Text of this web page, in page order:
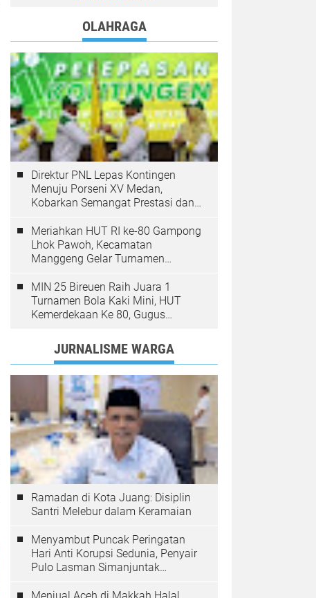
OLAHRAGA
Direktur PNL Lepas Kontingen
Menuju Porseni XV Medan,
Kobarkan Semangat Prestasi dan
Meriahkan HUT RI ke-80 Gampong
Lhok Pawoh, Kecamatan
Manggeng Gelar Turnamen
MIN 25 Bireuen Raih Juara 1
Turnamen Bola Kaki Mini, HUT
Kemerdekaan Ke 80, Gugus
JURNALISME WARGA
Ramadan di Kota Juang: Disiplin
Santri Melebur dalam Keramaian
Menyambut Puncak Peringatan
Hari Anti Korupsi Sedunia, Penyair
Pulo Lasman Simanjuntak
Korupsi di Indonesia